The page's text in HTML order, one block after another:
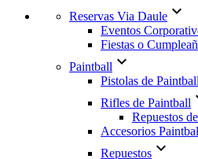
Reservas Via Daule 
Eventos
Fiestas o
Paintball 
Pistolas de Paintball
Rifles de Paintball
Repuestos
Accesorios
Repuestos 